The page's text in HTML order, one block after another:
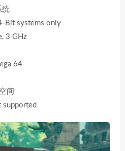
统
Bit systems only
3 GHz
64
间
supported